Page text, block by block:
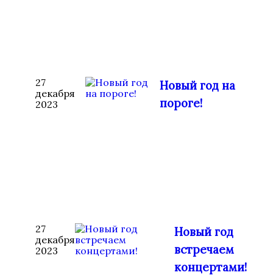
27
декабря
2023
Новый год на
пороге!
27
декабря
2023
Новый год
встречаем
концертами!